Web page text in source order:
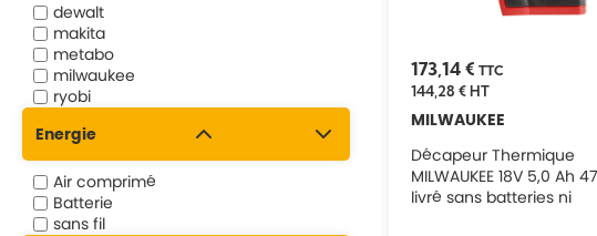
dewalt
makita
metabo
milwaukee
ryobi
Energie
Air comprimé
Batterie
sans fil
173,14 € TTC
144,28 €HT
MILWAUKEE
Décapeur Thermique
MILWAUKEE 18V 5,0 Ah
livré sans batteries ni